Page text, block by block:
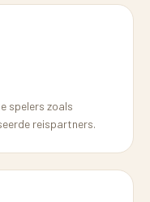
spelers zoals
reispartners.